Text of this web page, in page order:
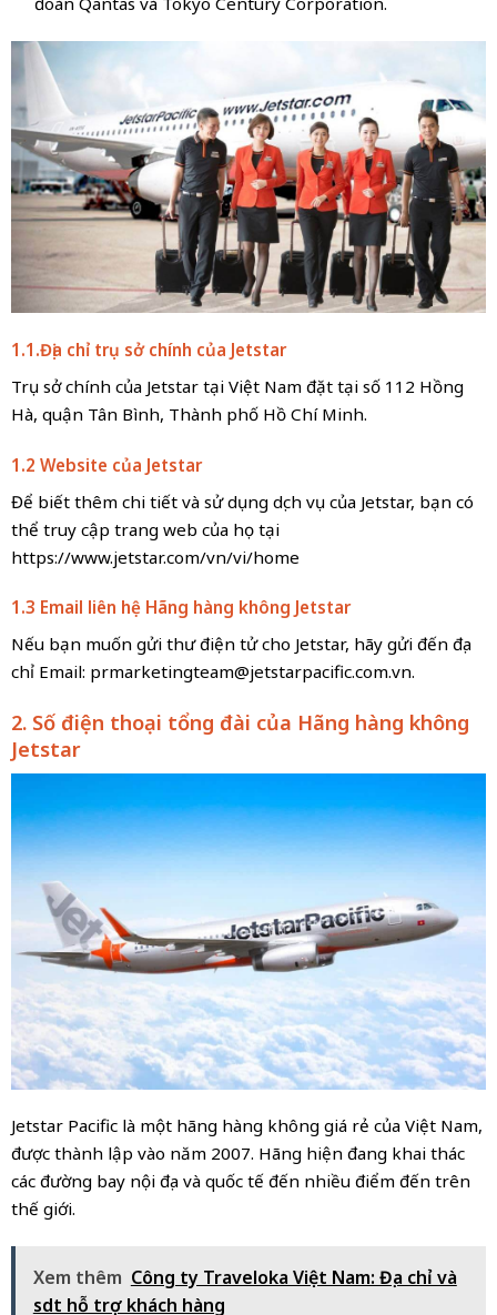
1.1.Địa chỉ trụ sở chính của Jetstar
Trụ sở chính của Jetstar tại Việt Nam đặt tại số 112 Hồng
Hà, quận Tân Bình, Thành phố Hồ Chí Minh.
1.2 Website của Jetstar
Để biết thêm chi tiết và sử dụng dịch vụ của Jetstar, bạn có
thể truy cập trang web của họ tại
https://www.jetstar.com/vn/vi/home
1.3 Email liên hệ Hãng hàng không Jetstar
Nếu bạn muốn gửi thư điện tử cho Jetstar, hãy gửi đến địa
chỉ Email: prmarketingteam@jetstarpacific.com.vn.
2. Số điện thoại tổng đài của Hãng hàng không
Jetstar
Jetstar Pacific là một hãng hàng không giá rẻ của Việt Nam,
được thành lập vào năm 2007. Hãng hiện đang khai thác
các đường bay nội địa và quốc tế đến nhiều điểm đến trên
thế giới.
Xem thêm Công ty Traveloka Việt Nam: Địa chỉ và
sdt hỗ trợ khách hàng